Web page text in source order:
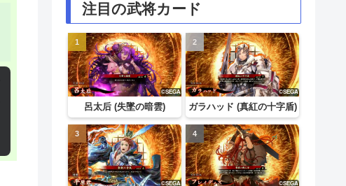
注目の武将カード
呂太后 (失墜の暗雲) ガラハッド (真紅の十字盾)